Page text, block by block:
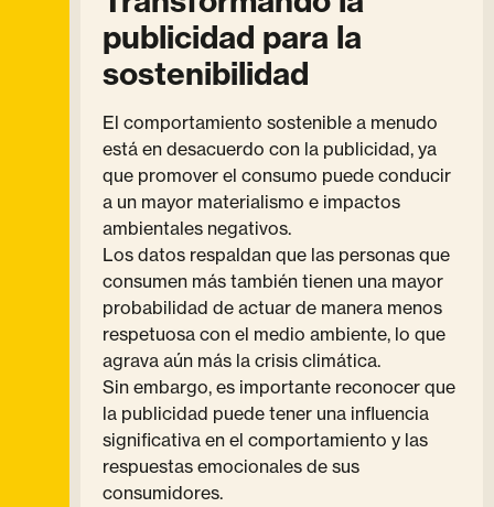
publicidad para la
sostenibilidad
El comportamiento sostenible a menudo
está en desacuerdo con la publicidad, ya
que promover el consumo puede conducir
a un mayor materialismo e impactos
ambientales negativos.
Los datos respaldan que las personas que
consumen más también tienen una mayor
probabilidad de actuar de manera menos
respetuosa con el medio ambiente, lo que
agrava aún más la crisis climática.
Sin embargo, es importante reconocer que
la publicidad puede tener una influencia
significativa en el comportamiento y las
respuestas emocionales de sus
consumidores.